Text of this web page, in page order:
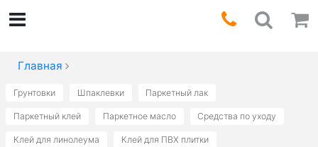
Главная
Грунтовки Шпаклевки Паркетный лак
Паркетный клей Паркетное масло Средства по уходу
Клей для линолеума Клей для ПВХ плитки